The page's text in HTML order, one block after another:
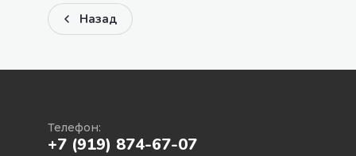
Назад
Телефон:
+7 (919) 874-67-07